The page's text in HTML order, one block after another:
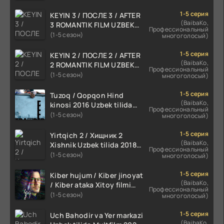
KEYIN 3 / ПОСЛЕ 3 / AFTER
3 ROMANTIK FILM UZBEK
TILIDA 2021 TARJIMA FILM
(1-5 сезон)
1-5 серия
(BaibaKo,
Профессиональный
многоголосый)
KEYIN 2 / ПОСЛЕ 2 / AFTER
2 ROMANTIK FILM UZBEK
TILIDA 2020 TARJIMA FILM
(1-5 сезон)
1-5 серия
(BaibaKo,
Профессиональный
многоголосый)
Tuzoq / Qopqon Hind
kinosi 2016 Uzbek tilida
tarjima film HD
(1-5 сезон)
1-5 серия
(BaibaKo,
Профессиональный
многоголосый)
Yirtqich 2 / Хищник 2
Xishnik Uzbek tilida 2018-
2024 O'zbekcha tarjima
(1-5 сезон)
1-5 серия
(BaibaKo,
Профессиональный
многоголосый)
Kiber hujum / Kiber jinoyat
/ Kiber ataka Xitoy filmi
Uzbek tilida O'zbekcha
HD skachat
(1-5 сезон)
1-5 серия
(BaibaKo,
Профессиональный
многоголосый)
Uch Bahodir va Yer markazi
1-5 серия